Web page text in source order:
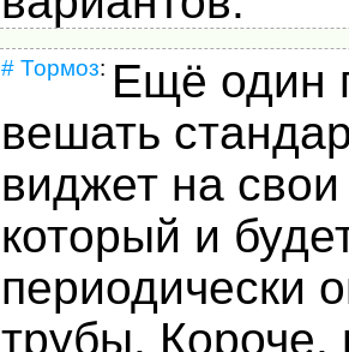
# Тормоз: Ещё один
вешать
виджет на
который и
периодически
трубы. Короче,